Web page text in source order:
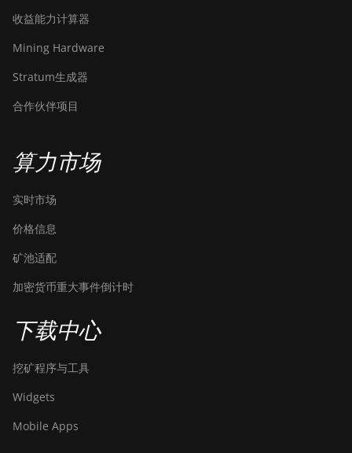
收益能力计算器
Mining Hardware
Stratum生成器
合作伙伴项目
算力市场
实时市场
价格信息
矿池适配
加密货币重大事件倒计时
下载中心
挖矿程序与工具
Widgets
Mobile Apps